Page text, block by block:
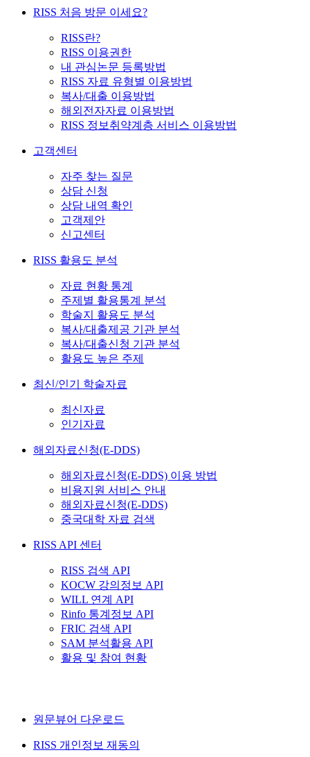
RISS 처음 방문 이세요?
RISS란?
RISS 이용권한
내 관심논문 등록방법
RISS 자료 유형별 이용방법
복사/대출 이용방법
해외전자자료 이용방법
RISS 정보취약계층 서비스 이용방법
고객센터
자주 찾는 질문
상담 신청
상담 내역 확인
고객제안
신고센터
RISS 활용도 분석
자료 현황 통계
주제별 활용통계 분석
학술지 활용도 분석
복사/대출제공 기관 분석
복사/대출신청 기관 분석
활용도 높은 주제
최신/인기 학술자료
최신자료
인기자료
해외자료신청(E-DDS)
해외자료신청(E-DDS) 이용 방법
비용지원 서비스 안내
해외자료신청(E-DDS)
중국대학 자료 검색
RISS API 센터
RISS 검색 API
KOCW 강의정보 API
WILL 연계 API
Rinfo 통계정보 API
FRIC 검색 API
SAM 분석활용 API
활용 및 참여 현황
원문뷰어 다운로드
RISS 개인정보 재동의